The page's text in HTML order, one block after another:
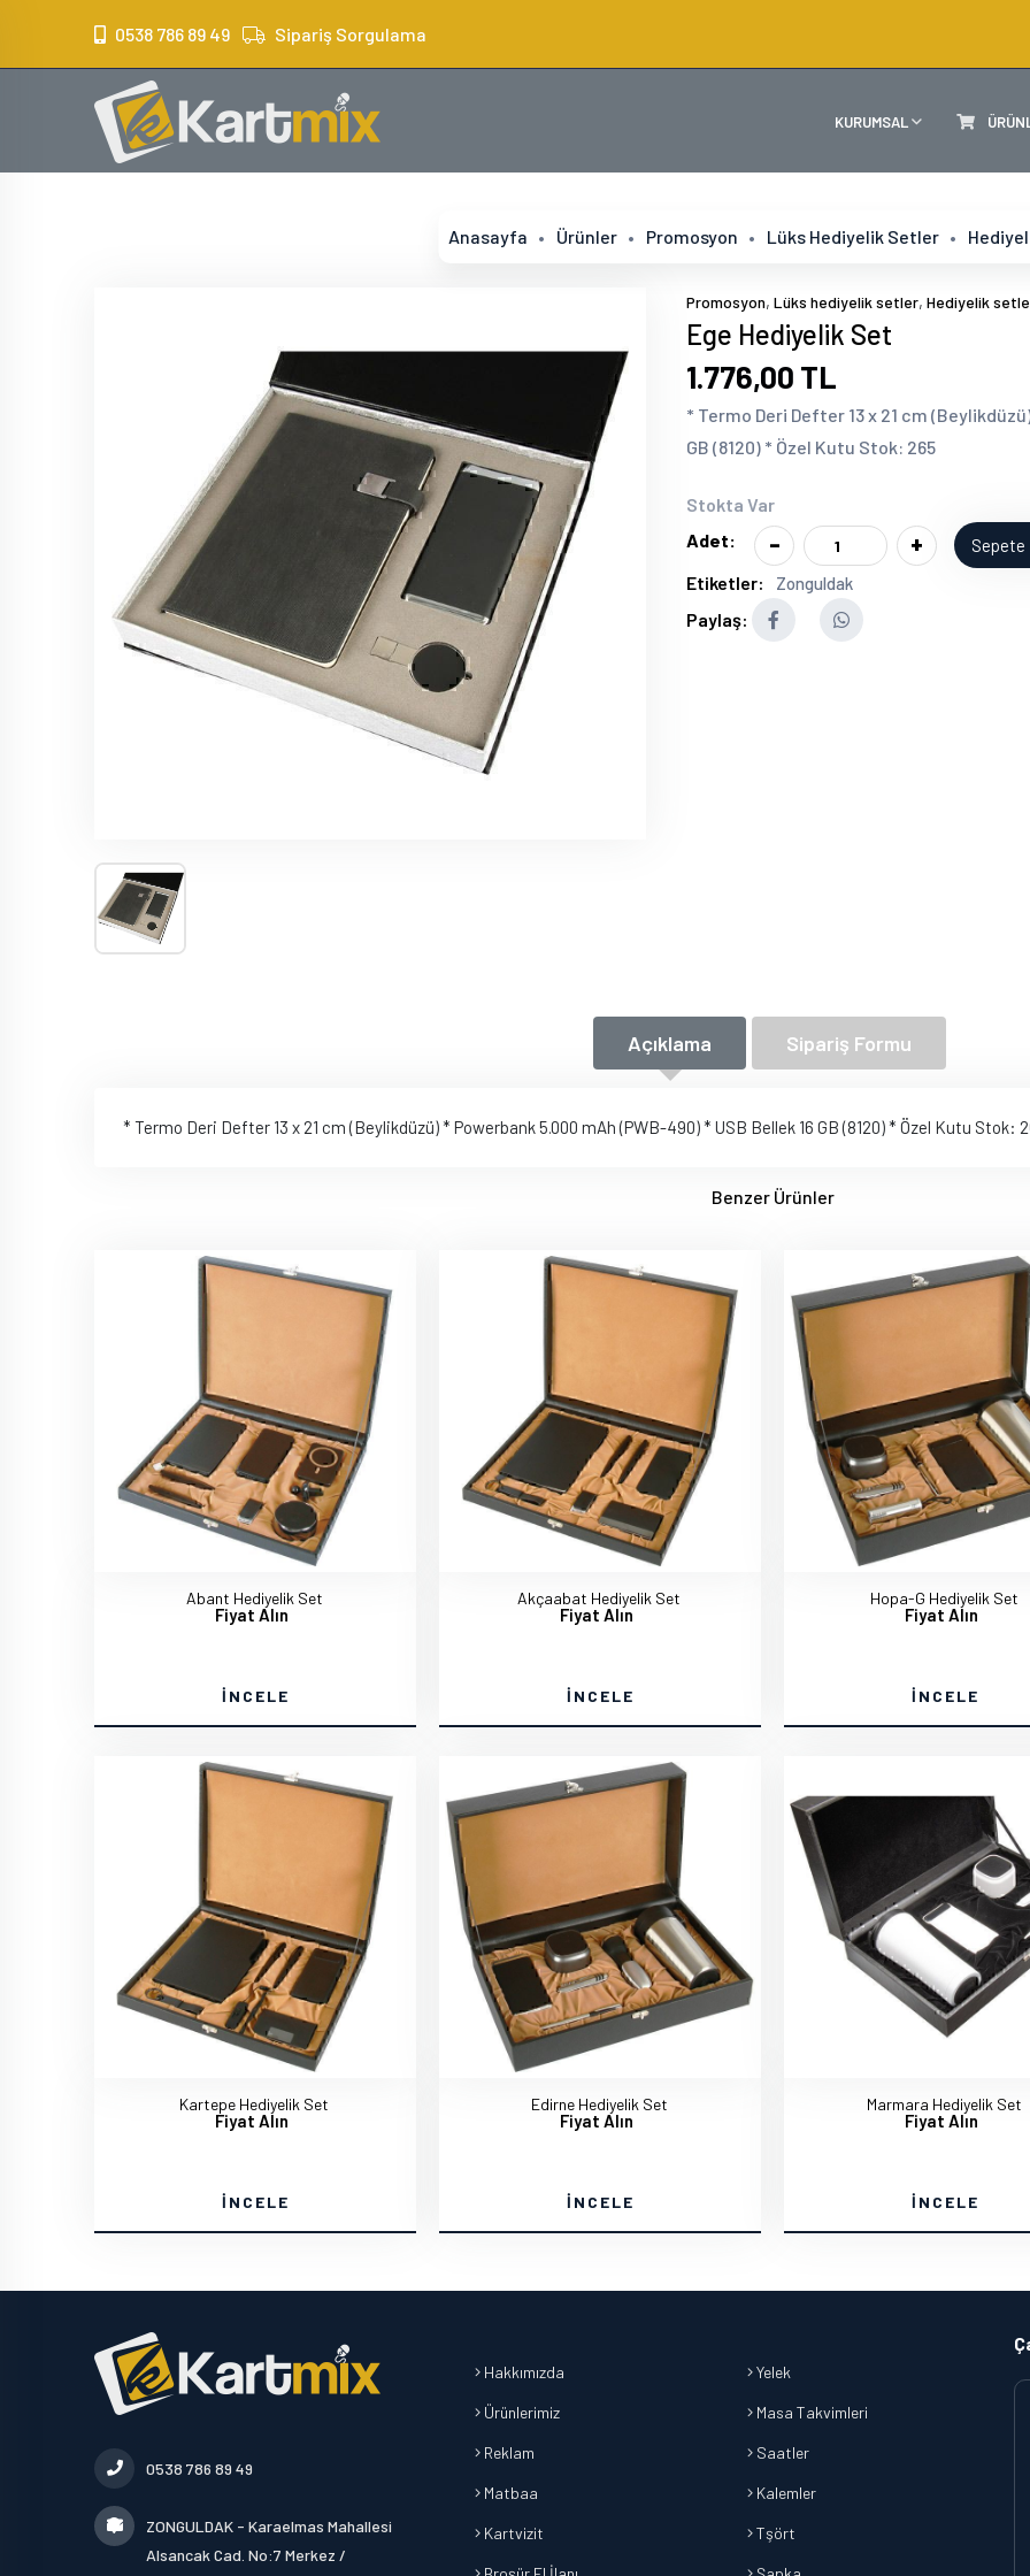
0538 786 89 49 Sipariş Sorgulama
KURUMSAL
Anasayfa Ürünler Promosyon Lüks Hediyelik Setler
Promosyon, Lüks hediyelik setler, Hediyelik
Ege Hediyelik Set
1.776,00 TL
* Termo Deri Defter 13 x 21 cm
GB (8120) * Özel Kutu Stok: 265
Stokta Var
Adet:
- + Sepete
Etiketler: Zonguldak
Paylaş:
Açıklama Sipariş Formu
* Termo Deri Defter 13 x 21 cm (Beylikdüzü) * Powerbank 5.000 mAh (PWB-490) * USB Bellek 16 GB (8120) * Özel Kutu Stok:
Benzer Ürünler
Abant Hediyelik Set
Fiyat Alın
İNCELE
Akçaabat Hediyelik Set
Fiyat Alın
İNCELE
Hopa-G Hediyelik Set
Fiyat Alın
İNCELE
Kartepe Hediyelik Set
Fiyat Alın
İNCELE
Edirne Hediyelik Set
Fiyat Alın
İNCELE
Marmara Hediyelik Set
Fiyat Alın
İNCELE
0538 786 89 49
ZONGULDAK - Karaelmas Mahallesi
Alsancak Cad. No:7 Merkez /
Hakkımızda
Ürünlerimiz
Reklam
Matbaa
Kartvizit
Yelek
Masa Takvimleri
Saatler
Kalemler
Tşört